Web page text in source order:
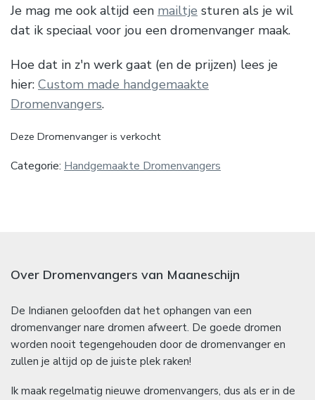
Je mag me ook altijd een mailtje sturen als je wil
dat ik speciaal voor jou een dromenvanger maak.
Hoe dat in z'n werk gaat (en de prijzen) lees je
hier: Custom made handgemaakte
Dromenvangers.
Deze Dromenvanger is verkocht
Categorie: Handgemaakte Dromenvangers
Over Dromenvangers van Maaneschijn
De Indianen geloofden dat het ophangen van een
dromenvanger nare dromen afweert. De goede dromen
worden nooit tegengehouden door de dromenvanger en
zullen je altijd op de juiste plek raken!
Ik maak regelmatig nieuwe dromenvangers, dus als er in de